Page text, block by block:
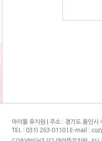
아이뜰 유치원 | 주소 : 경기도 용인
TEL : 031) 263-0110 | E-mail :